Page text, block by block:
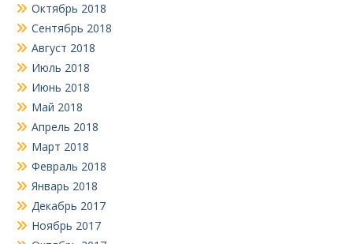
Октябрь 2018
Сентябрь 2018
Август 2018
Июль 2018
Июнь 2018
Май 2018
Апрель 2018
Март 2018
Февраль 2018
Январь 2018
Декабрь 2017
Ноябрь 2017